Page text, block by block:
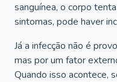
sanguínea, o corpo
sintomas, pode haver
Já a infecção não é
mas por um fator
Quando isso acontece,